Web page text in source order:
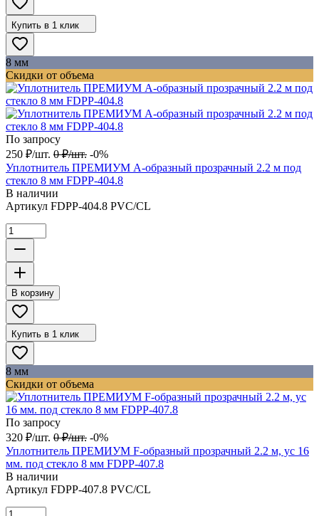
Купить в 1 клик
8 мм
Скидки от объема
По запросу
250 ₽/шт. 0 ₽/шт. -0%
Уплотнитель ПРЕМИУМ А-образный прозрачный 2.2 м под
стекло 8 мм FDPP-404.8
В наличии
Артикул FDPP-404.8 PVC/CL
В корзину
Купить в 1 клик
8 мм
Скидки от объема
По запросу
320 ₽/шт. 0 ₽/шт. -0%
Уплотнитель ПРЕМИУМ F-образный прозрачный 2.2 м, ус 16
мм. под стекло 8 мм FDPP-407.8
В наличии
Артикул FDPP-407.8 PVC/CL